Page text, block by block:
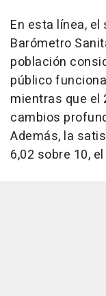
En esta línea,
Barómetro
población
público
mientras que el
cambios
Además, la
6,02 sobre 10,